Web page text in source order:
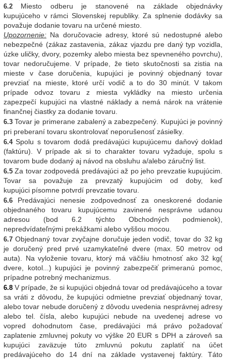
6.2
Miesto odberu je stanovené na základe objednávky
kupujúceho v rámci Slovenskej republiky. Za splnenie dodávky sa
považuje dodanie tovaru na určené miesto.
Upozornenie: Na doručovacie adresy, ktoré sú nedostupné alebo
nebezpečné (zákaz zastavenia, zákaz vjazdu pre daný typ vozidla,
úzke uličky, dvory, pozemky alebo miesta bez spevneného povrchu),
tovar nedoručujeme. V prípade, že tieto skutočnosti sa zistia na
mieste v čase doručenia, kupujúci je povinný objednaný tovar
prevziať na mieste, ktoré určí vodič a to do 30 minút. V takom
prípade odvoz tovaru z miesta vykládky na miesto určenia
zapezpečí kupujúci na vlastné náklady a nemá nárok na vrátenie
finančnej čiastky za dodanie tovaru.
6.3 Tovar je primerane zabalený a zabezpečený. Kupujúci je povinný
pri preberaní tovaru skontrolovať neporušenosť zásielky
6.4 Spolu s tovarom dodá predávajúci kupujúcemu daňový doklad
(faktúru). V prípade ak si to charakter tovaru vyžaduje, spolu s
tovarom bude dodaný aj návod na obsluhu a/alebo záručný list.
6.5 Za tovar zodpovedá predávajúci až po jeho prevzatie kupujúcim.
Tovar sa považuje za prevzatý kupujúcim od doby, keď
kupujúci písomne potvrdí prevzatie tovaru.
6.6
Predávajúci nenesie zodpovednosť za oneskorené dodanie
objednaného tovaru kupujúcemu zavinené nesprávne udanou
adresou (bod 6.2 týchto Obchodných podmienok),
nepredvídateľnými prekážkami alebo vyššou mocou.
6.7 Objednaný tovar zvyčajne doručuje jeden vodič, tovar do 32 kg
je doručený pred prvé uzamykateľné dvere (max. 50 metrov od
auta). Na vyloženie tovaru, ktorý má väčšiu hmotnosť ako 32 kg(
dvere, kotol...) kupujúci je povinný zabezpečiť primeranú pomoc,
prípadne potrebný mechanizmus.
6.8 V prípade, že si kupujúci objedná tovar od predávajúceho a tovar
sa vráti z dôvodu, že kupujúci odmietne prevziať objednaný tovar,
alebo tovar nebude doručený z dôvodu uvedenia nesprávnej adresy
alebo tel. čísla, alebo kupujúci nebude na uvedenej adrese vo
vopred dohodnutom čase, predávajúci má právo požadovať
zaplatenie zmluvnej pokuty vo výške 20 EUR s DPH a zároveň sa
kupujúci zaväzuje túto zmluvnú pokutu zaplatiť na účet
predávajúceho do 14 dní na základe vystavenej faktúry. Táto